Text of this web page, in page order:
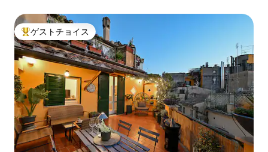
大好評のゲストチョイスです。
ゲストチョイス